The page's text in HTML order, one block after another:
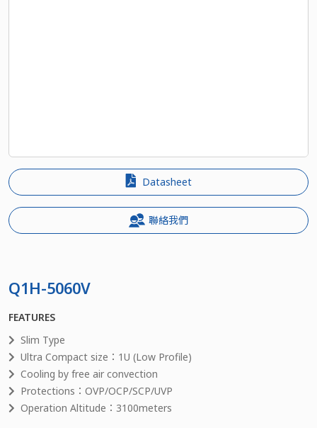
Datasheet
聯絡我們
Q1H-5060V
FEATURES
Slim Type
Ultra Compact size：1U (Low Profile)
Cooling by free air convection
Protections：OVP/OCP/SCP/UVP
Operation Altitude：3100meters